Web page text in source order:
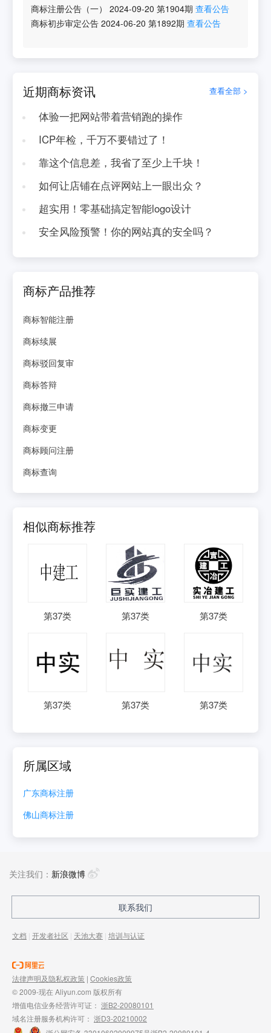
商标注册公告（一） 2024-09-20 第1904期 查看公告
商标初步审定公告 2024-06-20 第1892期 查看公告
近期商标资讯 查看全部 >
体验一把网站带着营销跑的操作
ICP年检，千万不要错过了！
靠这个信息差，我省了至少上千块！
如何让店铺在点评网站上一眼出众？
超实用！零基础搞定智能logo设计
安全风险预警！你的网站真的安全吗？
商标产品推荐
商标智能注册
商标续展
商标驳回复审
商标答辩
商标撤三申请
商标变更
商标顾问注册
商标查询
相似商标推荐
第37类 第37类 第37类
第37类 第37类 第37类
所属区域
广东商标注册
佛山商标注册